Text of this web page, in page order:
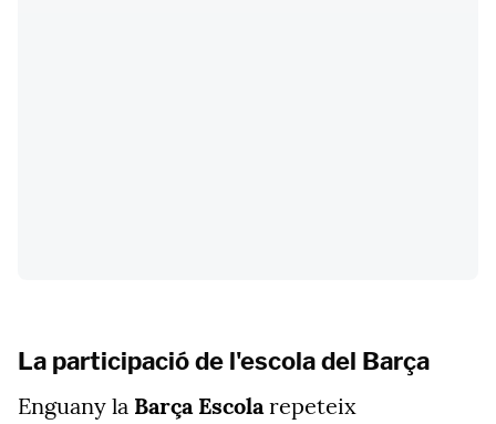
La participació de l'escola del Barça
Enguany la Barça Escolarepeteix